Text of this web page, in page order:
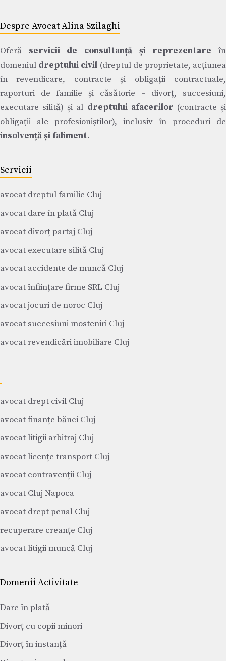
Despre Avocat Alina Szilaghi
Oferă servicii de consultanță și reprezentare în
domeniul dreptului civil (dreptul de proprietate, acțiunea
în revendicare, contracte și obligații contractuale,
raporturi de familie și căsătorie – divorț, succesiuni,
executare silită) și al dreptului afacerilor (contracte și
obligații ale profesioniștilor), inclusiv în proceduri de
insolvență și faliment.
Servicii
avocat dreptul familie Cluj
avocat dare în plată Cluj
avocat divorț partaj Cluj
avocat executare silită Cluj
avocat accidente de muncă Cluj
avocat înființare firme SRL Cluj
avocat jocuri de noroc Cluj
avocat succesiuni mosteniri Cluj
avocat revendicări imobiliare Cluj
avocat drept civil Cluj
avocat finanțe bănci Cluj
avocat litigii arbitraj Cluj
avocat licențe transport Cluj
avocat contravenții Cluj
avocat Cluj Napoca
avocat drept penal Cluj
recuperare creanțe Cluj
avocat litigii muncă Cluj
Domenii Activitate
Dare în plată
Divorț cu copii minori
Divorț în instanță